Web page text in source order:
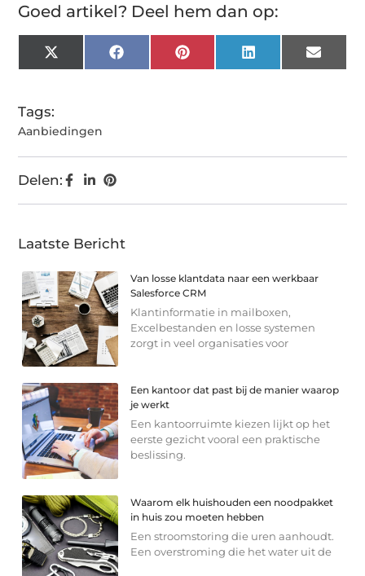
Goed artikel? Deel hem dan op:
X
(Twitter)
FacebookPinterest LinkedIn Email
Tags:
Aanbiedingen
Delen:
Laatste Bericht
Van losse klantdata naar een werkbaar
Salesforce CRM
Klantinformatie in mailboxen,
Excelbestanden en losse systemen
zorgt in veel organisaties voor
Een kantoor dat past bij de manier waarop
je werkt
Een kantoorruimte kiezen lijkt op het
eerste gezicht vooral een praktische
beslissing.
Waarom elk huishouden een noodpakket
in huis zou moeten hebben
Een stroomstoring die uren aanhoudt.
Een overstroming die het water uit de